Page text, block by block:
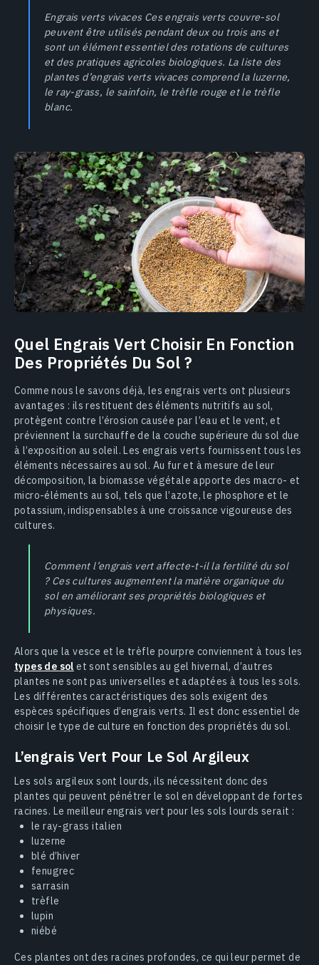
Engrais verts vivaces Ces engrais verts couvre-sol
peuvent être utilisés pendant deux ou trois ans et
sont un élément essentiel des rotations de cultures
et des pratiques agricoles biologiques. La liste des
plantes d’engrais verts vivaces comprend la luzerne,
le ray-grass, le sainfoin, le trèfle rouge et le trèfle
blanc.
Quel Engrais Vert Choisir En Fonction
Des Propriétés Du Sol ?
Comme nous le savons déjà, les engrais verts ont plusieurs
avantages : ils restituent des éléments nutritifs au sol,
protègent contre l’érosion causée par l’eau et le vent, et
préviennent la surchauffe de la couche supérieure du sol due
à l’exposition au soleil. Les engrais verts fournissent tous les
éléments nécessaires au sol. Au fur et à mesure de leur
décomposition, la biomasse végétale apporte des macro- et
micro-éléments au sol, tels que l’azote, le phosphore et le
potassium, indispensables à une croissance vigoureuse des
cultures.
Comment l’engrais vert affecte-t-il la fertilité du sol
? Ces cultures augmentent la matière organique du
sol en améliorant ses propriétés biologiques et
physiques.
Alors que la vesce et le trèfle pourpre conviennent à tous les
types de sol et sont sensibles au gel hivernal, d’autres
plantes ne sont pas universelles et adaptées à tous les sols.
Les différentes caractéristiques des sols exigent des
espèces spécifiques d’engrais verts. Il est donc essentiel de
choisir le type de culture en fonction des propriétés du sol.
L’engrais Vert Pour Le Sol Argileux
Les sols argileux sont lourds, ils nécessitent donc des
plantes qui peuvent pénétrer le sol en développant de fortes
racines. Le meilleur engrais vert pour les sols lourds serait :
le ray-grass italien
luzerne
blé d’hiver
fenugrec
sarrasin
trèfle
lupin
niébé
Ces plantes ont des racines profondes, ce qui leur permet de